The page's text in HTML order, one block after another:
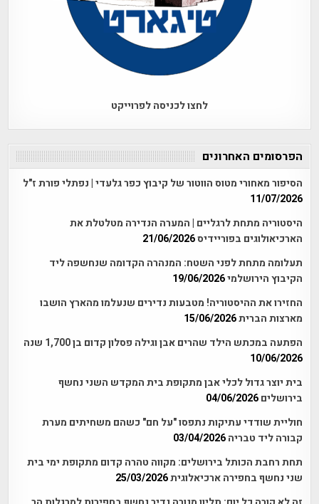
לחצו לכניסה לפרוייקט
הפרסומים האחרונים
הסיפור מאחורי מטוס הווטור של קיבוץ כפר גלעדי | נפתלי פורת ז"ל
11/07/2026
היסטוריה מתחת לרגליים | המערה הנדירה מטלטלת את
הארכיאולוגים בפוריידיס21/06/2026
תעלומה מתחת לפני השטח: המנהרה הקדומה שנחשפה ליד
הקיבוץ הירושלמי19/06/2026
החזירו את ההיסטוריה! מטבעות נדירים שנעלמו מהארץ הושבו
מארצות הברית15/06/2026
הפתעה במכתש הילד שהרים אבן וגילה פסלון קדום בן 1,700 שנה
10/06/2026
בית יוצר גדול לכלי אבן מתקופת בית המקדש השני נחשף
בירושלים 04/06/2026
חוליית שודדי עתיקות נתפסו "על חם" כשהם משחיתים מערת
קבורה ליד טבריה 03/04/2026
תחת רחבת הכותל בירושלים: מקווה טהרה קדום מתקופת ימי בית
שני נחשף בחפירה ארכיאלוגית25/03/2026